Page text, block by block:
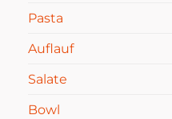
Pasta
Auflauf
Salate
Bowl